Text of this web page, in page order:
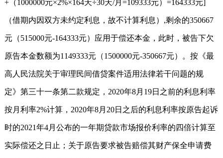
+（1000000元×2%×164天÷30天/月=109333元）=164333元]
（借期内因双方未约定利息，故不计算利息）,剩余的350667
元（515000元-164333元）应用于偿还本金，此时，被告下欠
原告本金数额为1149333元（1500000元-350667元）。按《最
高人民法院关于审理民间借贷案件适用法律若干问题的规
定》第三十一条第二款规定，2020年8月19日之前的利息利率
按月利率2%计算，2020年8月20日之后的利息利率按原告起诉
时的2021年4月公布的一年期贷款市场报价利率的四倍计算至
实际偿还之日止；关于原告要求被告赔偿其财产保全申请费